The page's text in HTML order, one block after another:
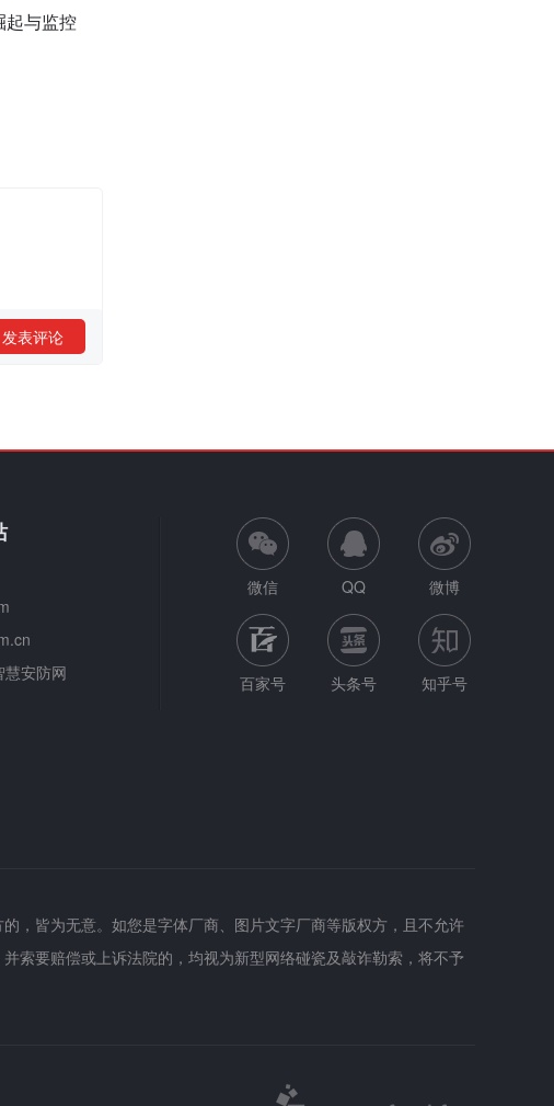
起与监控
发表评论
慧安防网
微信 QQ 微博
百家号 头条号 知乎号
，皆为无意。如您是字体厂商、图片文字厂商等版权方，且不允许
索要赔偿或上诉法院的，均视为新型网络碰瓷及敲诈勒索，将不予